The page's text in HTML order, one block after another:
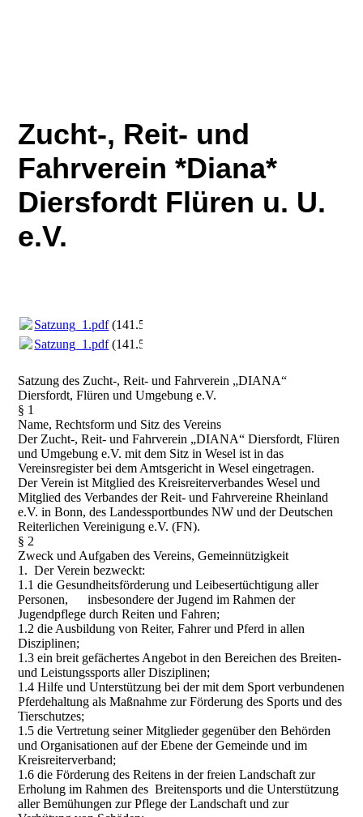
Zucht-, Reit- und
Fahrverein *Diana*
Diersfordt Flüren u. U.
e.V.
Satzung_1.pdf(141.5KB)
Satzung_1.pdf(141.5KB)
Satzung des Zucht-, Reit- und Fahrverein „DIANA“
Diersfordt, Flüren und Umgebung e.V.
§ 1
Name, Rechtsform und Sitz des Vereins
Der Zucht-, Reit- und Fahrverein „DIANA“ Diersfordt, Flüren
und Umgebung e.V. mit dem Sitz in Wesel ist in das
Vereinsregister bei dem Amtsgericht in Wesel eingetragen.
Der Verein ist Mitglied des Kreisreiterverbandes Wesel und
Mitglied des Verbandes der Reit- und Fahrvereine Rheinland
e.V. in Bonn, des Landessportbundes NW und der Deutschen
Reiterlichen Vereinigung e.V. (FN).
§ 2
Zweck und Aufgaben des Vereins, Gemeinnützigkeit
1. Der Verein bezweckt:
1.1 die Gesundheitsförderung und Leibesertüchtigung aller
Personen, insbesondere der Jugend im Rahmen der
Jugendpflege durch Reiten und Fahren;
1.2 die Ausbildung von Reiter, Fahrer und Pferd in allen
Disziplinen;
1.3 ein breit gefächertes Angebot in den Bereichen des Breiten-
und Leistungssports aller Disziplinen;
1.4 Hilfe und Unterstützung bei der mit dem Sport verbundenen
Pferdehaltung als Maßnahme zur Förderung des Sports und des
Tierschutzes;
1.5 die Vertretung seiner Mitglieder gegenüber den Behörden
und Organisationen auf der Ebene der Gemeinde und im
Kreisreiterverband;
1.6 die Förderung des Reitens in der freien Landschaft zur
Erholung im Rahmen des Breitensports und die Unterstützung
aller Bemühungen zur Pflege der Landschaft und zur